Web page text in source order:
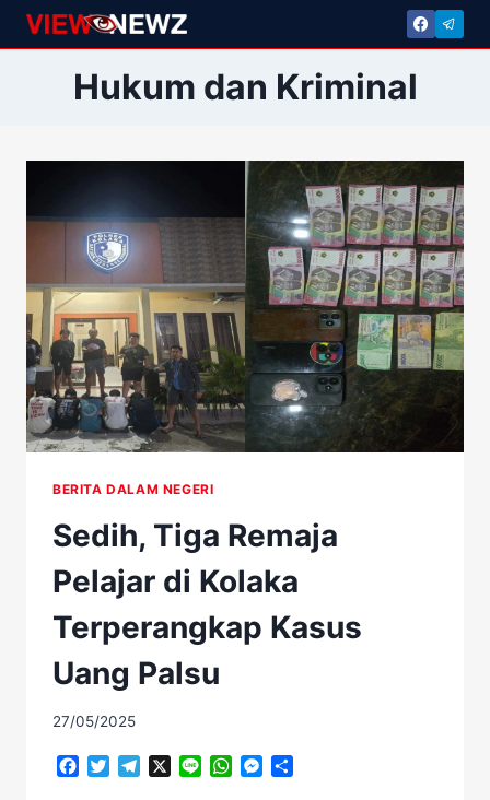
Skip
to
Hukum dan Kriminal
BERITA DALAM NEGERI
Sedih, Tiga Remaja
Pelajar di Kolaka
Terperangkap Kasus
Uang Palsu
27/05/2025
Facebook
TwitterTelegramLine WhatsAppMessenger